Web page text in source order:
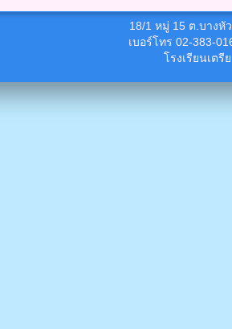
18/1 หมู่ 15 ต.บางหั
เบอร์โทร 02-383-
โรงเรียนเต